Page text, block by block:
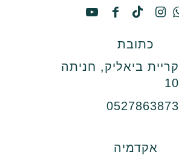
כתובת
קריית ביאליק, חניתה
10
0527863873
אקדמיה